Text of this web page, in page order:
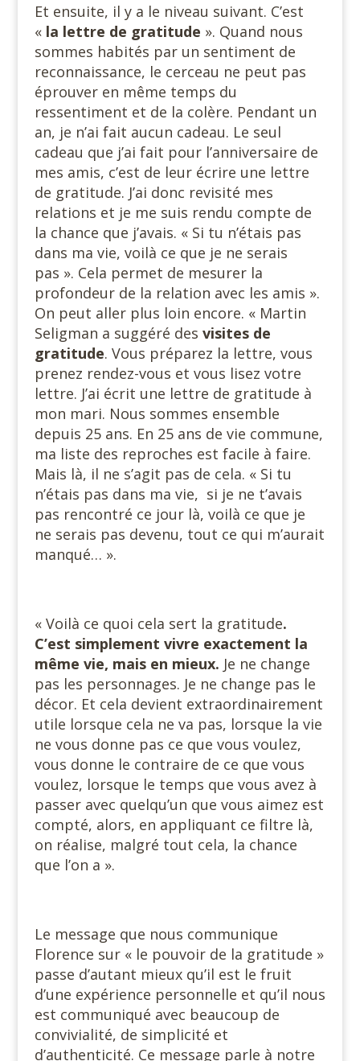
Et ensuite, il y a le niveau suivant. C’est
« la lettre de gratitude ». Quand nous
sommes habités par un sentiment de
reconnaissance, le cerceau ne peut pas
éprouver en même temps du
ressentiment et de la colère. Pendant un
an, je n’ai fait aucun cadeau. Le seul
cadeau que j’ai fait pour l’anniversaire de
mes amis, c’est de leur écrire une lettre
de gratitude. J’ai donc revisité mes
relations et je me suis rendu compte de
la chance que j’avais. « Si tu n’étais pas
dans ma vie, voilà ce que je ne serais
pas ». Cela permet de mesurer la
profondeur de la relation avec les amis ».
On peut aller plus loin encore. « Martin
Seligman a suggéré des visites de
gratitude. Vous préparez la lettre, vous
prenez rendez-vous et vous lisez votre
lettre. J’ai écrit une lettre de gratitude à
mon mari. Nous sommes ensemble
depuis 25 ans. En 25 ans de vie commune,
ma liste des reproches est facile à faire.
Mais là, il ne s’agit pas de cela. « Si tu
n’étais pas dans ma vie, si je ne t’avais
pas rencontré ce jour là, voilà ce que je
ne serais pas devenu, tout ce qui m’aurait
manqué… ».
« Voilà ce quoi cela sert la gratitude.
C’est simplement vivre exactement la
même vie, mais en mieux. Je ne change
pas les personnages. Je ne change pas le
décor. Et cela devient extraordinairement
utile lorsque cela ne va pas, lorsque la vie
ne vous donne pas ce que vous voulez,
vous donne le contraire de ce que vous
voulez, lorsque le temps que vous avez à
passer avec quelqu’un que vous aimez est
compté, alors, en appliquant ce filtre là,
on réalise, malgré tout cela, la chance
que l’on a ».
Le message que nous communique
Florence sur « le pouvoir de la gratitude »
passe d’autant mieux qu’il est le fruit
d’une expérience personnelle et qu’il nous
est communiqué avec beaucoup de
convivialité, de simplicité et
d’authenticité. Ce message parle à notre